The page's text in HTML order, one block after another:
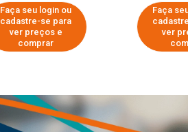
Faça seu login ou
cadastre-se para
ver preços e
comprar
Faça
ver